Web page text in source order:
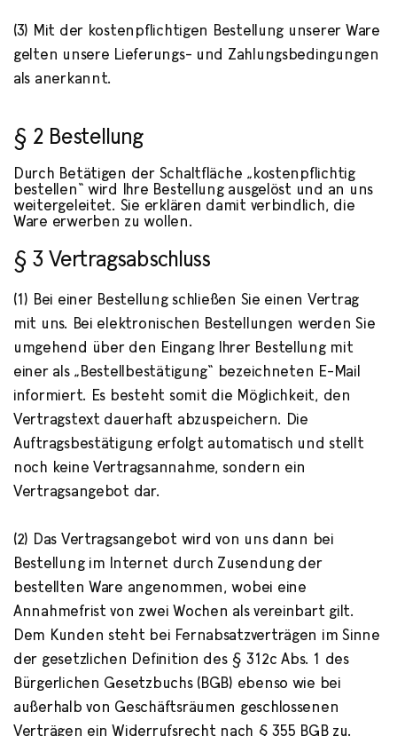
(3) Mit der kostenpflichtigen Bestellung unserer Ware
gelten unsere Lieferungs- und Zahlungsbedingungen
als anerkannt.
§ 2 Bestellung
Durch Betätigen der Schaltfläche „kostenpflichtig
bestellen“ wird Ihre Bestellung ausgelöst und an uns
weitergeleitet. Sie erklären damit verbindlich, die
Ware erwerben zu wollen.
§ 3 Vertragsabschluss
(1) Bei einer Bestellung schließen Sie einen Vertrag
mit uns. Bei elektronischen Bestellungen werden Sie
umgehend über den Eingang Ihrer Bestellung mit
einer als „Bestellbestätigung“ bezeichneten E-Mail
informiert. Es besteht somit die Möglichkeit, den
Vertragstext dauerhaft abzuspeichern. Die
Auftragsbestätigung erfolgt automatisch und stellt
noch keine Vertragsannahme, sondern ein
Vertragsangebot dar.
(2) Das Vertragsangebot wird von uns dann bei
Bestellung im Internet durch Zusendung der
bestellten Ware angenommen, wobei eine
Annahmefrist von zwei Wochen als vereinbart gilt.
Dem Kunden steht bei Fernabsatzverträgen im Sinne
der gesetzlichen Definition des § 312c Abs. 1 des
Bürgerlichen Gesetzbuchs (BGB) ebenso wie bei
außerhalb von Geschäftsräumen geschlossenen
Verträgen ein Widerrufsrecht nach § 355 BGB zu.